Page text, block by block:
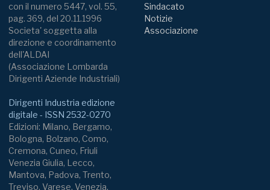
con il numero 5447, vol. 55,
pag. 369, del 20.11.1996
Societa' soggetta alla
direzione e coordinamento
dell'ALDAI
(Associazione Lombarda
Dirigenti Aziende Industriali)
Dirigenti Industria edizione
digitale - ISSN 2532-0270
Edizioni: Milano, Bergamo,
Bologna, Bolzano, Como,
Cremona, Cuneo, Friuli
Venezia Giulia, Lecco,
Mantova, Padova, Trento,
Treviso, Varese, Venezia,
Sindacato
Notizie
Associazione